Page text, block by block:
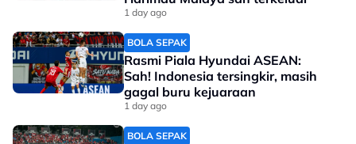
1 day ago
BOLA SEPAK
Rasmi Piala Hyundai ASEAN:
Sah! Indonesia tersingkir, masih
gagal buru kejuaraan
1 day ago
BOLA SEPAK